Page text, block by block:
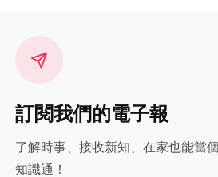
訂閱我們的電子報
了解時事、接收新知、在家也能當個
知識通！